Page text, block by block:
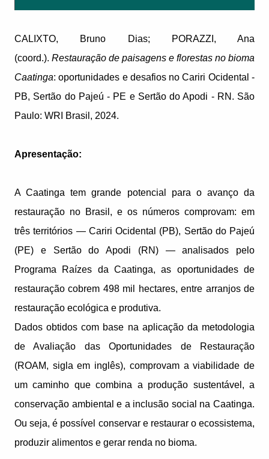
CALIXTO, Bruno Dias; PORAZZI, Ana
(coord.). Restauração de paisagens e florestas no bioma
Caatinga: oportunidades e desafios no Cariri Ocidental -
PB, Sertão do Pajeú - PE e Sertão do Apodi - RN. São
Paulo: WRI Brasil, 2024.
Apresentação:
A Caatinga tem grande potencial para o avanço da
restauração no Brasil, e os números comprovam: em
três territórios — Cariri Ocidental (PB), Sertão do Pajeú
(PE) e Sertão do Apodi (RN) — analisados pelo
Programa Raízes da Caatinga, as oportunidades de
restauração cobrem 498 mil hectares, entre arranjos de
restauração ecológica e produtiva.
Dados obtidos com base na aplicação da metodologia
de Avaliação das Oportunidades de Restauração
(ROAM, sigla em inglês), comprovam a viabilidade de
um caminho que combina a produção sustentável, a
conservação ambiental e a inclusão social na Caatinga.
Ou seja, é possível conservar e restaurar o ecossistema,
produzir alimentos e gerar renda no bioma.